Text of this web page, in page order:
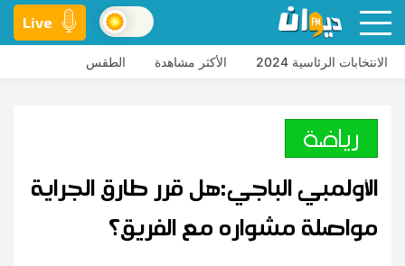
Live
الانتخابات الرئاسية 2024 الأكثر مشاهدة الطقس
رياضة
الأولمبي الباجي:هل قرر طارق الجراية
مواصلة مشواره مع الفريق؟